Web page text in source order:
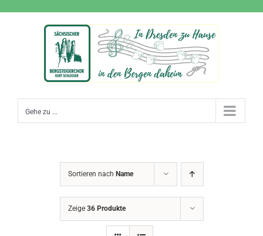
Gehe zu ...
Sortieren nach Name
Zeige 36 Produkte